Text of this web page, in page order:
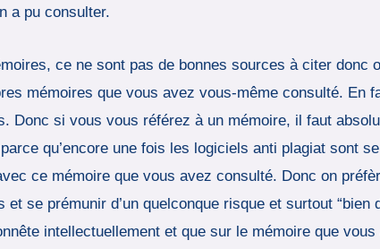
a pu consulter.
ce ne sont pas de bonnes sources à citer
mémoires que vous avez vous-même consulté.
Donc si vous vous référez à un mémoire, il faut
qu’encore une fois les logiciels anti plagiat sont
ce mémoire que vous avez consulté. Donc on
et se prémunir d’un quelconque risque et surtout
intellectuellement et que sur le mémoire que